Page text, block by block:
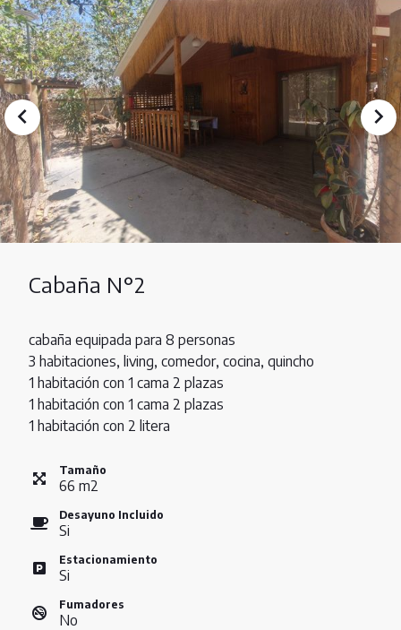
Cabaña N°2
cabaña equipada para 8 personas
3 habitaciones, living, comedor, cocina, quincho
1 habitación con 1 cama 2 plazas
1 habitación con 1 cama 2 plazas
1 habitación con 2 litera
Tamaño
66 m2
Desayuno Incluido
Si
Estacionamiento
Si
Fumadores
No